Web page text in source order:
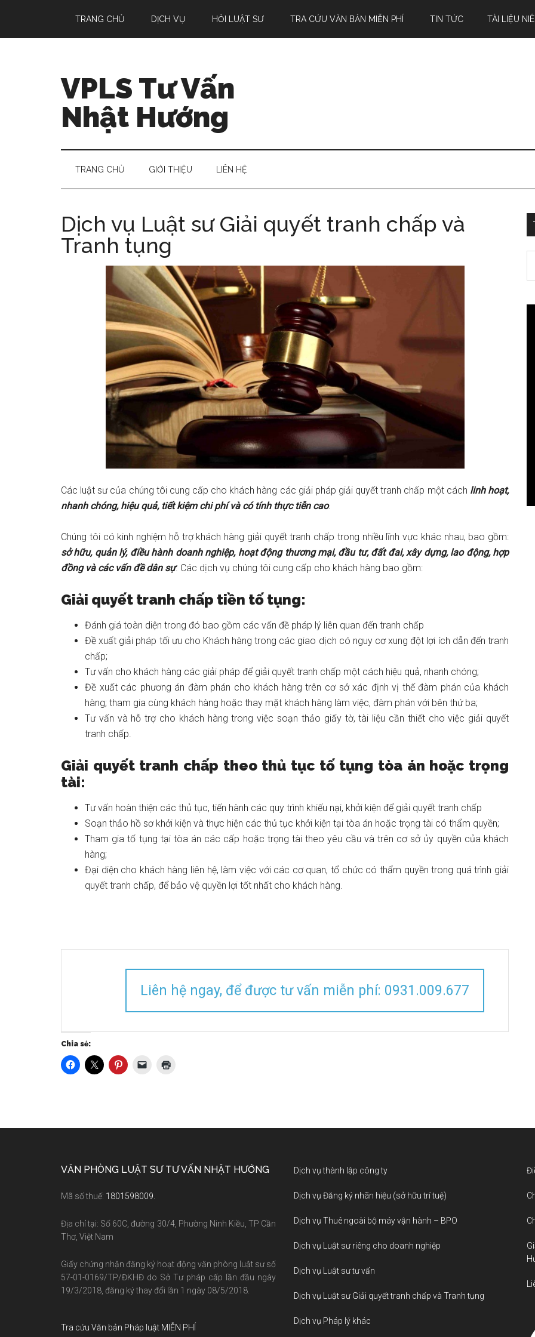
main
secondary
primary
footer
TRANG CHỦ DỊCH VỤ HỎI LUẬT SƯ TRA CỨU VĂN BẢN MIỄN PHÍ TIN TỨC TÀI LIỆU
VPLS Tư Vấn
Nhật Hướng
TRANG CHỦ GIỚI THIỆU LIÊN HỆ
Dịch vụ Luật sư Giải quyết tranh chấp và
Tranh tụng
Các luật sư của chúng tôi cung cấp cho khách hàng các giải pháp giải quyết tranh chấp một cách linh hoạt,
nhanh chóng, hiệu quả, tiết kiệm chi phí và có tính thực tiễn cao.
Chúng tôi có kinh nghiệm hỗ trợ khách hàng giải quyết tranh chấp trong nhiều lĩnh vực khác nhau, bao gồm:
sở hữu, quản lý, điều hành doanh nghiệp, hoạt động thương mại, đầu tư, đất đai, xây dựng, lao động, hợp
đồng và các vấn đề dân sự. Các dịch vụ chúng tôi cung cấp cho khách hàng bao gồm:
Giải quyết tranh chấp tiền tố tụng:
Đánh giá toàn diện trong đó bao gồm các vấn đề pháp lý liên quan đến tranh chấp
Đề xuất giải pháp tối ưu cho Khách hàng trong các giao dịch có nguy cơ xung đột lợi ích dẫn đến tranh
chấp;
Tư vấn cho khách hàng các giải pháp để giải quyết tranh chấp một cách hiệu quả, nhanh chóng;
Đề xuất các phương án đàm phán cho khách hàng trên cơ sở xác định vị thế đàm phán của khách
hàng; tham gia cùng khách hàng hoặc thay mặt khách hàng làm việc, đàm phán với bên thứ ba;
Tư vấn và hỗ trợ cho khách hàng trong việc soạn thảo giấy tờ, tài liệu cần thiết cho việc giải quyết
tranh chấp.
Giải quyết tranh chấp theo thủ tục tố tụng tòa án hoặc trọng
tài:
Tư vấn hoàn thiện các thủ tục, tiến hành các quy trình khiếu nại, khởi kiện để giải quyết tranh chấp
Soạn thảo hồ sơ khởi kiện và thực hiện các thủ tục khởi kiện tại tòa án hoặc trọng tài có thẩm quyền;
Tham gia tố tụng tại tòa án các cấp hoặc trọng tài theo yêu cầu và trên cơ sở ủy quyền của khách
hàng;
Đại diện cho khách hàng liên hệ, làm việc với các cơ quan, tổ chức có thẩm quyền trong quá trình giải
quyết tranh chấp, để bảo vệ quyền lợi tốt nhất cho khách hàng.
Liên hệ ngay, để được tư vấn miễn phí: 0931.009.677
Chia sẻ:
...
VĂN PHÒNG LUẬT SƯ TƯ VẤN NHẬT HƯỚNG
Mã số thuế: 1801598009.
Địa chỉ tại: Số 60C, đường 30/4, Phường Ninh Kiều, TP Cần
Thơ, Việt Nam
Giấy chứng nhận đăng ký hoạt động văn phòng luật sư số
57-01-0169/TP/ĐKHĐ do Sở Tư pháp cấp lần đầu ngày
19/3/2018, đăng ký thay đổi lần 1 ngày 08/5/2018.
Tra cứu Văn bản Pháp luật MIỄN PHÍ
Dịch vụ thành lập công ty
Dịch vụ Đăng ký nhãn hiệu (sở hữu trí tuệ)
Dịch vụ Thuê ngoài bộ máy vận hành – BPO
Dịch vụ Luật sư riêng cho doanh nghiệp
Dịch vụ Luật sư tư vấn
Dịch vụ Luật sư Giải quyết tranh chấp và Tranh tụng
Dịch vụ Pháp lý khác